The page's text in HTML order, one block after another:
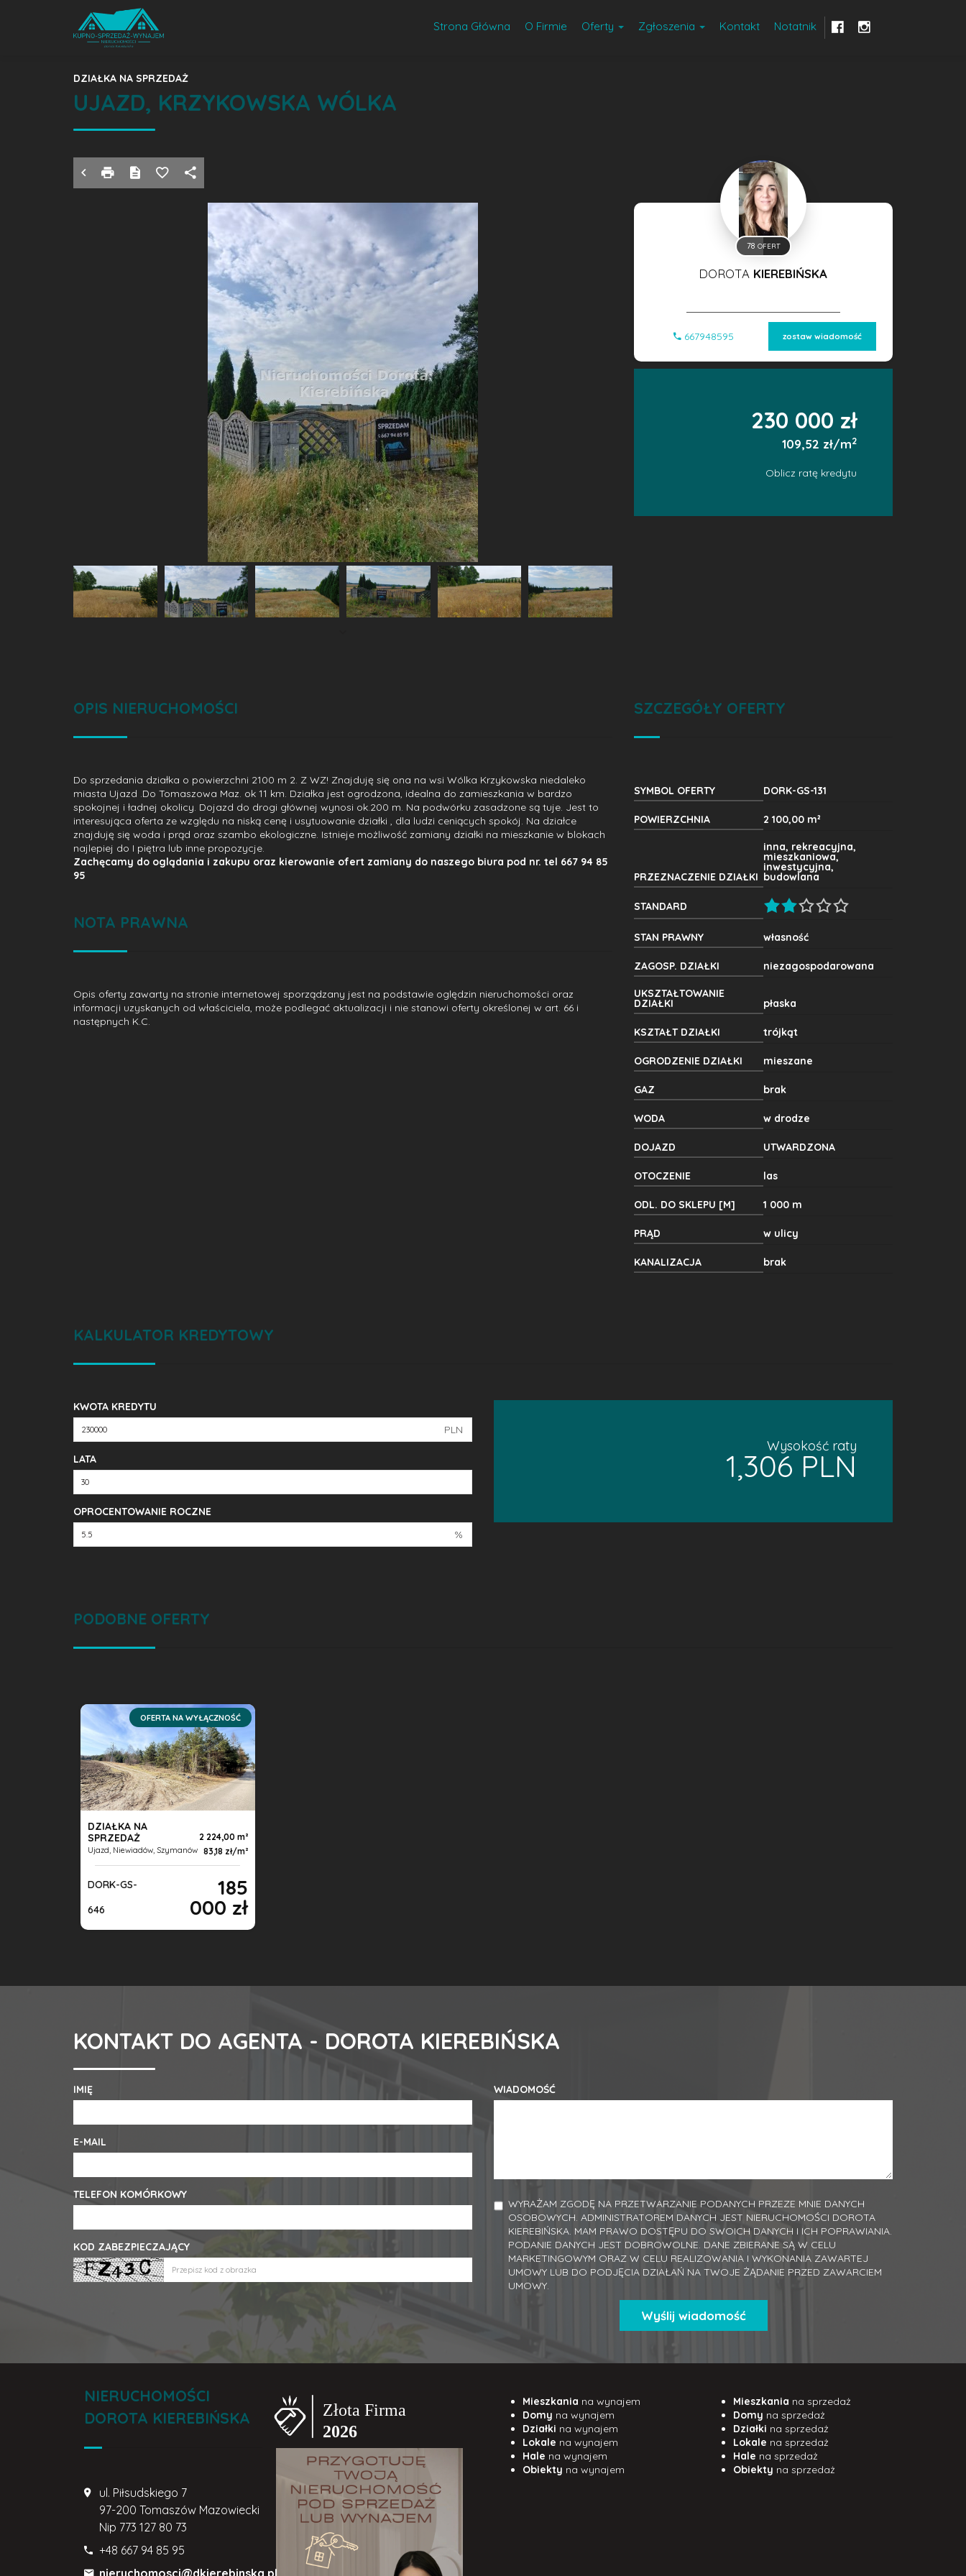
Strona Główna O Firmie Oferty Zgłoszenia Kontakt Notatnik
UJAZD, KRZYKOWSKA WÓLKA
DZIAŁKA NA SPRZEDAŻ
78 OFERT
DOROTA KIEREBIŃSKA
667948595 zostaw wiadomość
230 000 zł
109,52 zł/m2
Oblicz ratę kredytu
OPIS NIERUCHOMOŚCI
Do sprzedania działka o powierzchni 2100 m 2. Z WZ! Znajduję się ona na wsi Wólka Krzykowska niedaleko
miasta Ujazd .Do Tomaszowa Maz. ok 11 km. Działka jest ogrodzona, idealna do zamieszkania w bardzo
spokojnej i ładnej okolicy. Dojazd do drogi głównej wynosi ok.200 m. Na podwórku zasadzone są tuje. Jest to
interesująca oferta ze względu na niską cenę i usytuowanie działki , dla ludzi ceniących spokój. Na działce
znajduję się woda i prąd oraz szambo ekologiczne. Istnieje możliwość zamiany działki na mieszkanie w blokach
najlepiej do I piętra lub inne propozycje.
Zachęcamy do oglądania i zakupu oraz kierowanie ofert zamiany do naszego biura pod nr. tel 667 94 85
95
NOTA PRAWNA
Opis oferty zawarty na stronie internetowej sporządzany jest na podstawie oględzin nieruchomości oraz
informacji uzyskanych od właściciela, może podlegać aktualizacji i nie stanowi oferty określonej w art. 66 i
następnych K.C.
SZCZEGÓŁY OFERTY
SYMBOL OFERTY DORK-GS-131
POWIERZCHNIA 2 100,00 m²
PRZEZNACZENIE DZIAŁKI
inna, rekreacyjna,
mieszkaniowa,
inwestycyjna,
budowlana
STANDARD
STAN PRAWNY własność
ZAGOSP. DZIAŁKI niezagospodarowana
UKSZTAŁTOWANIE
DZIAŁKI płaska
KSZTAŁT DZIAŁKI trójkąt
OGRODZENIE DZIAŁKI mieszane
GAZ brak
WODA w drodze
DOJAZD UTWARDZONA
OTOCZENIE las
ODL. DO SKLEPU [M] 1 000 m
PRĄD w ulicy
KANALIZACJA brak
KALKULATOR KREDYTOWY
KWOTA KREDYTU
PLN
LATA
OPROCENTOWANIE ROCZNE
%
Wysokość raty
1,306 PLN
PODOBNE OFERTY
OFERTA NA WYŁĄCZNOŚĆ
DZIAŁKA NA
SPRZEDAŻ
Ujazd, Niewiadów, Szymanów
2 224,00 m
83,18 zł/m
DORK-GS-
646
185
000 zł
KONTAKT DO AGENTA - DOROTA KIEREBIŃSKA
IMIĘ
E-MAIL
TELEFON KOMÓRKOWY
KOD ZABEZPIECZAJĄCY
WIADOMOŚĆ
WYRAŻAM ZGODĘ NA PRZETWARZANIE PODANYCH PRZEZE MNIE DANYCH
OSOBOWYCH. ADMINISTRATOREM DANYCH JEST NIERUCHOMOŚCI DOROTA
KIEREBIŃSKA. MAM PRAWO DOSTĘPU DO SWOICH DANYCH I ICH POPRAWIANIA.
PODANIE DANYCH JEST DOBROWOLNE. DANE ZBIERANE SĄ W CELU
MARKETINGOWYM ORAZ W CELU REALIZOWANIA I WYKONANIA ZAWARTEJ
UMOWY LUB DO PODJĘCIA DZIAŁAŃ NA TWOJE ŻĄDANIE PRZED ZAWARCIEM
UMOWY.
NIERUCHOMOŚCI
DOROTA KIEREBIŃSKA
ul. Piłsudskiego 7
97-200 Tomaszów Mazowiecki
Nip 773 127 80 73
+48 667 94 85 95
nieruchomosci@dkierebinska.pl
Mieszkania na wynajem
Domy na wynajem
Działki na wynajem
Lokale na wynajem
Hale na wynajem
Obiekty na wynajem
Mieszkania na sprzedaż
Domy na sprzedaż
Działki na sprzedaż
Lokale na sprzedaż
Hale na sprzedaż
Obiekty na sprzedaż